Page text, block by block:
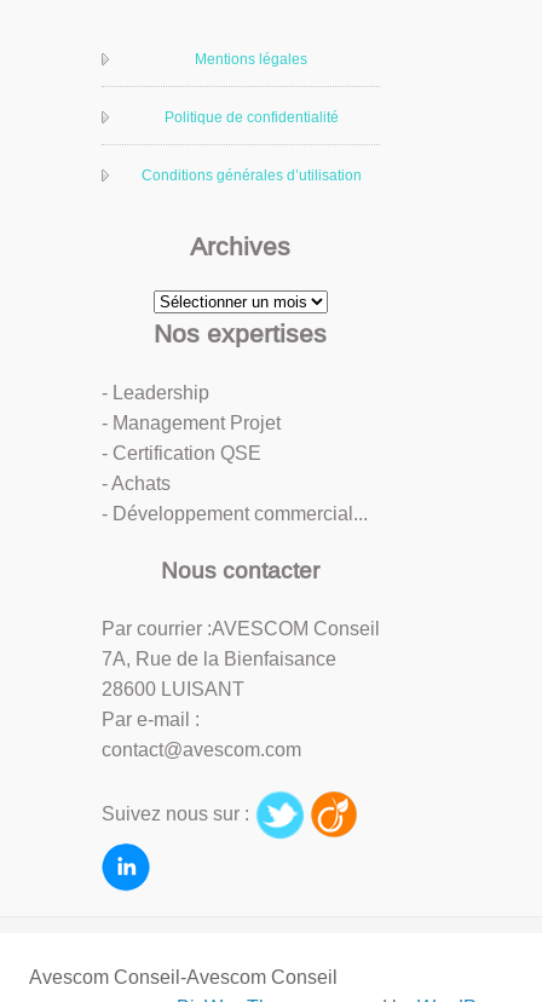
Mentions légales
Politique de confidentialité
Conditions générales d’utilisation
Archives
Archives
Nos expertises
- Leadership
- Management Projet
- Certification QSE
- Achats
- Développement commercial...
Nous contacter
Par courrier :AVESCOM Conseil
7A, Rue de la Bienfaisance
28600 LUISANT
Par e-mail :
contact@avescom.com
Suivez nous sur :
Avescom Conseil-Avescom Conseil